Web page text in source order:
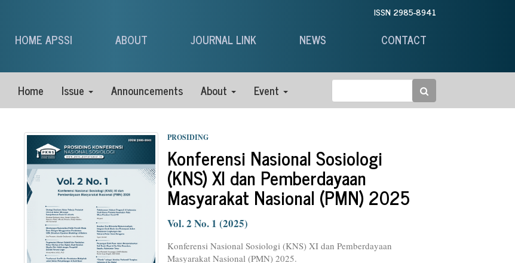
ISSN 2985-8941
HOME APSSI ABOUT JOURNAL LINK NEWS CONTACT
Home Issue Announcements About Event
PROSIDING
Konferensi Nasional Sosiologi
(KNS) XI dan Pemberdayaan
Masyarakat Nasional (PMN) 2025
Vol. 2 No. 1 (2025)
Konferensi Nasional Sosiologi (KNS) XI dan Pemberdayaan
Masyarakat Nasional (PMN) 2025.